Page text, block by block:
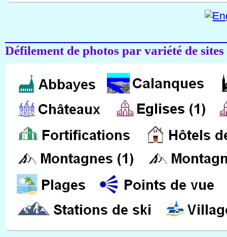
Défilement de photos par variété de